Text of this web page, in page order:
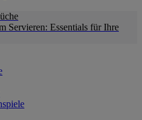
Servieren: Essentials für Ihre